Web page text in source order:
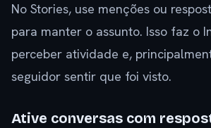
No Stories, use menções ou
para manter o assunto. Isso faz o
perceber atividade e,
seguidor sentir que foi visto.
Ative conversas com